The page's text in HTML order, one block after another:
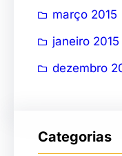
março 2015
janeiro 2015
dezembro
Categorias